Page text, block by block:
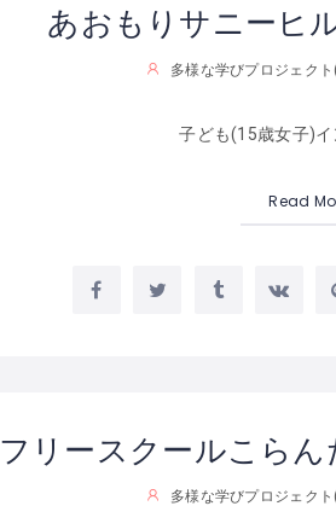
あおもりサニーヒ
多様な学びプロジェクト
子ども(15歳女子)イ
Read
フリースクールこら
多様な学びプロジェクト